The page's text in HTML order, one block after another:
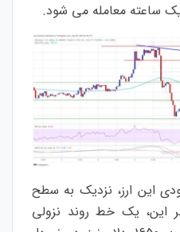
این ارز، نزدیک به سطح
بر این، یک خط روند نزولی